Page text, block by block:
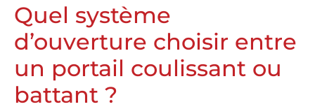
Quel système
d’ouverture choisir entre
un portail coulissant ou
battant ?